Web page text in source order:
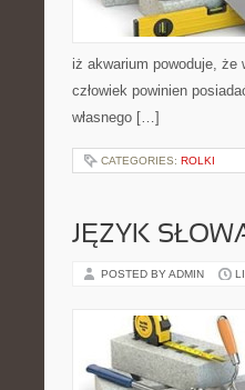
iż akwarium powoduje,
człowiek powinien
własnego […]
CATEGORIES: ROLKI
JĘZYK
POSTED BY ADMIN